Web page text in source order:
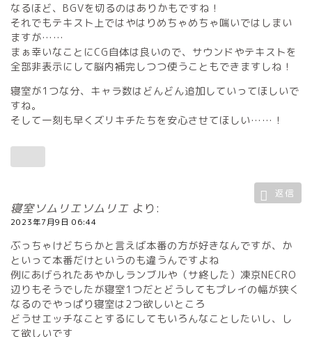
なるほど、BGVを切るのはありかもですね！
それでもテキスト上ではやはりめちゃめちゃ喘いではしまい
ますが……
まぁ幸いなことにCG自体は良いので、サウンドやテキストを
全部非表示にして脳内補完しつつ使うこともできますしね！
寝室が1つな分、キャラ数はどんどん追加していってほしいで
すね。
そして一刻も早くズリキチたちを安心させてほしい……！
返信
寝室ソムリエソムリエ より:
2023年7月9日 06:44
ぶっちゃけどちらかと言えば本番の方が好きなんですが、か
といって本番だけというのも違うんですよね
例にあげられたあやかしランブルや（サ終した）凍京NECRO
辺りもそうでしたが寝室1つだとどうしてもプレイの幅が狭く
なるのでやっぱり寝室は2つ欲しいところ
どうせエッチなことするにしてもいろんなことしたいし、し
て欲しいです